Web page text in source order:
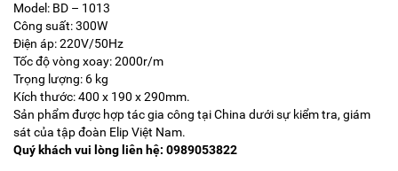
Model: BD – 1013
Công suất: 300W
Điện áp: 220V/50Hz
Tốc độ vòng xoay: 2000r/m
Trọng lượng: 6 kg
Kích thước: 400 x 190 x 290mm.
Sản phẩm được hợp tác gia công tại China dưới sự kiểm tra, giám
sát của tập đoàn Elip Việt Nam.
Quý khách vui lòng liên hệ: 0989053822